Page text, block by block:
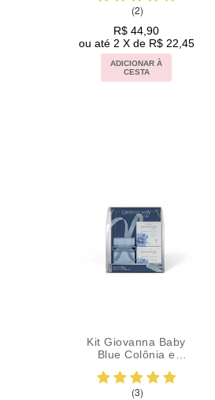
(2)
R$ 44,90
ou até 2 X de R$ 22,45
ADICIONAR À
CESTA
Kit Giovanna Baby
Blue Colônia e
(3)